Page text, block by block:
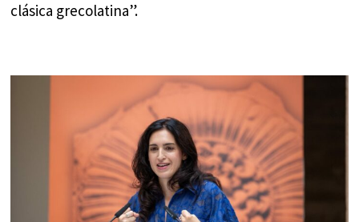
clásica grecolatina”.